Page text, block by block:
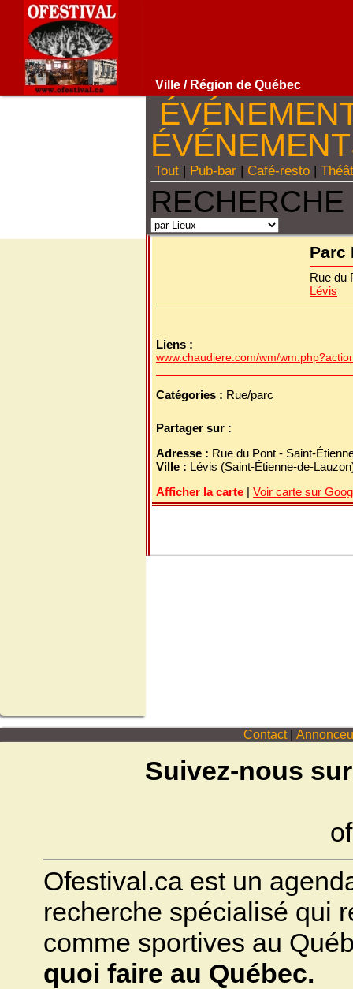
Ville / Région de Québec
Tout | Pub-bar | Café-resto |
Parc
Rue du
Lévis
Liens :
www.chaudiere.com/wm/
Catégories : Rue/parc
Partager sur :
Adresse : Rue du Pont - Saint-
Ville : Lévis (Saint-Étienne-de-
Afficher la carte | Voir carte sur
Contact
Suivez-nous
Ofestival.ca est un
recherche spécialisé qui
comme sportives au
quoi faire au Québec.